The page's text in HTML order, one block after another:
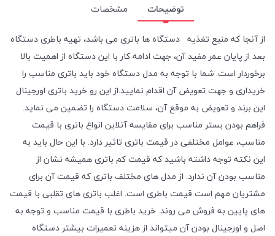
توضیحات
مشخصات
از آنجا که منبع تغذیه دستگاه ها باتری می باشد، تهیه باطری دستگاه
بعد از پایان عمر مفید آن، جهت ادامه کار با این دستگاه از اهمیت بالا
برخوردار است. شما با توجه به مدل دستگاه خود باید باتری مناسب را
خریداری و جهت تعویض آن اقدام نمایید.از این رو خرید باتری اورجینال
این برند و تعویض به موقع آن، سلامت دستگاه را تضمین می نماید.
فراهم بودن بستر مناسب برای مقایسه آنلاین انواع باتری با قیمت
مناسب، عوامل مختلفی در قیمت باتری تاثیر دارد. با این حال باید به
این نکته توجه داشته باشید که قیمت کم باتری همیشه نشان از
مناسب بودن آن ندارد. از مدل های مختلف باتری که قیمت آن برای
مشتریان مهم است قیمت باطری است. اغلب باتری های تقلبی با قیمت
های پایین به فروش می روند. خرید باطری با قیمت مناسب و توجه به
اصل و اورجینال بودن آن میتواند از هزینه تعمیرات بیشتر دستگاه